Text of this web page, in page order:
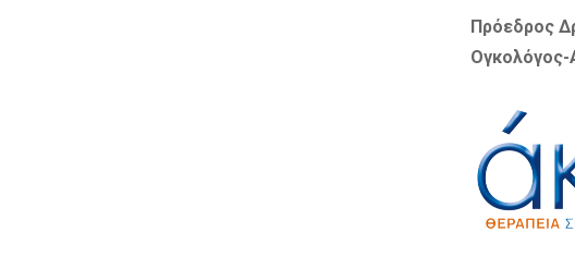
Πρόεδρος
Ογκολόγος-